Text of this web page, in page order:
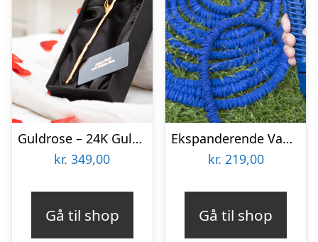
Guldrose – 24K Guldbelagt Rose
kr. 349,00
Gå til shop
Ekspanderende Vandslange
kr. 219,00
Gå til shop